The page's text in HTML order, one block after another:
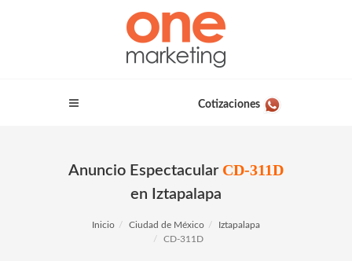
Cotizaciones
Anuncio Espectacular CD-311D
en Iztapalapa
Inicio Ciudad de México
Iztapalapa
CD-311D